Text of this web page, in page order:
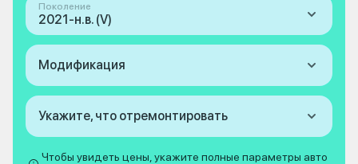
Поколение
2021-н.в. (V)
Модификация
Укажите, что отремонтировать
Чтобы увидеть цены, укажите полные параметры авто